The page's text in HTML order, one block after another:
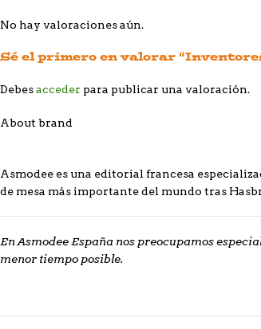
No hay valoraciones aún.
Sé el primero en valorar
Debesacceder para publicar una valoración.
About brand
Asmodee es una editorial francesa
de mesa más importante del mundo tras
En Asmodee España nos preocupamos
menor tiempo posible.